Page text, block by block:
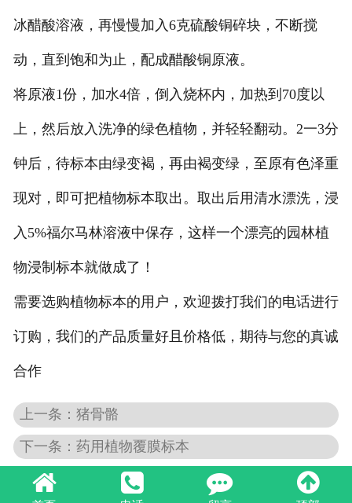
冰醋酸溶液，再慢慢加入6克硫酸铜碎块，不断搅
动，直到饱和为止，配成醋酸铜原液。
将原液1份，加水4倍，倒入烧杯内，加热到70度以
上，然后放入洗净的绿色植物，并轻轻翻动。2一3分
钟后，待标本由绿变褐，再由褐变绿，至原有色泽重
现对，即可把植物标本取出。取出后用清水漂洗，浸
入5%福尔马林溶液中保存，这样一个漂亮的园林植
物浸制标本就做成了！
需要选购植物标本的用户，欢迎拨打我们的电话进行
订购，我们的产品质量好且价格低，期待与您的真诚
合作
上一条：猪骨骼
下一条：药用植物覆膜标本